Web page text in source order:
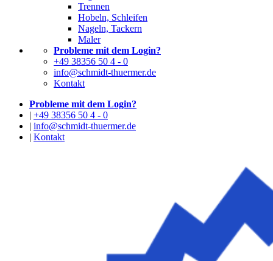
Trennen
Hobeln, Schleifen
Nageln, Tackern
Maler
Probleme mit dem Login?
+49 38356 50 4 - 0
info@schmidt-thuermer.de
Kontakt
Probleme mit dem Login?
| +49 38356 50 4 - 0
| info@schmidt-thuermer.de
| Kontakt